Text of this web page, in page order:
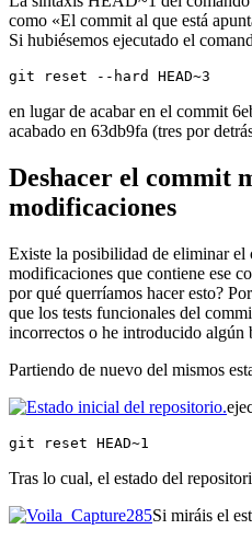
como «El commit al que está
Si hubiésemos ejecutado el
git reset --hard HEAD~3
en lugar de acabar en el commit
acabado en 63db9fa (tres por
Deshacer el commit
modificaciones
Existe la posibilidad de eliminar el
modificaciones que contiene ese
por qué querríamos hacer esto?
que los tests funcionales del
incorrectos o he introducido algún
Partiendo de nuevo del mismos
git reset HEAD~1
Tras lo cual, el estado del
Si miráis el